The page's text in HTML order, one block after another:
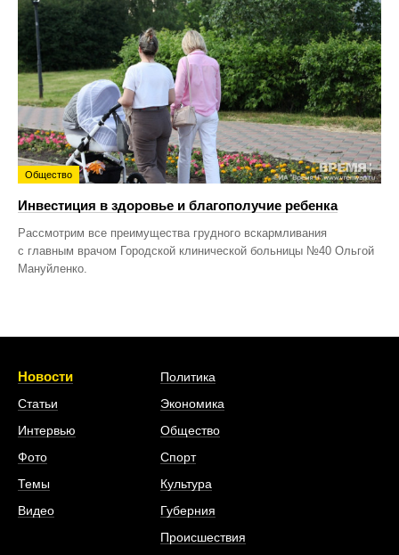
Общество
Инвестиция в здоровье и благополучие ребенка
Рассмотрим все преимущества грудного вскармливания
с главным врачом Городской клинической больницы №40 Ольгой
Мануйленко.
Новости
Статьи
Интервью
Фото
Темы
Видео
Политика
Экономика
Общество
Спорт
Культура
Губерния
Происшествия